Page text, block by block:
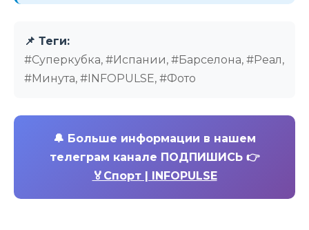
📌 Теги:
#Суперкубка, #Испании, #Барселона, #Реал,
#Минута, #INFOPULSE, #Фото
🔔 Больше информации в нашем
телеграм канале ПОДПИШИСЬ 👉
🏅Спорт | INFOPULSE